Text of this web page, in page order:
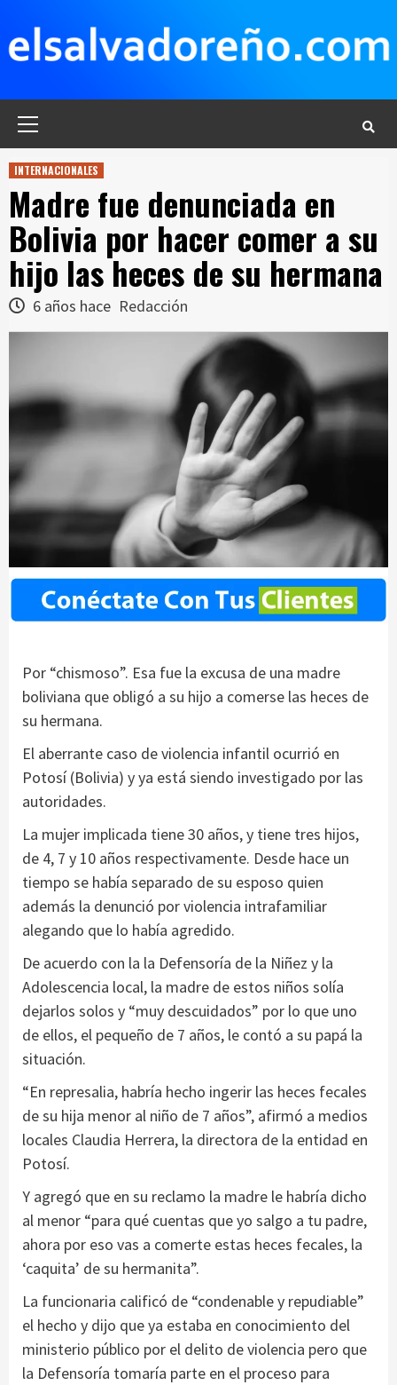
contenido
INTERNACIONALES
Madre fue denunciada en
Bolivia por hacer comer a su
hijo las heces de su hermana
6 años hace Redacción
Por “chismoso”. Esa fue la excusa de una madre
boliviana que obligó a su hijo a comerse las heces de
su hermana.
El aberrante caso de violencia infantil ocurrió en
Potosí (Bolivia) y ya está siendo investigado por las
autoridades.
La mujer implicada tiene 30 años, y tiene tres hijos,
de 4, 7 y 10 años respectivamente. Desde hace un
tiempo se había separado de su esposo quien
además la denunció por violencia intrafamiliar
alegando que lo había agredido.
De acuerdo con la la Defensoría de la Niñez y la
Adolescencia local, la madre de estos niños solía
dejarlos solos y “muy descuidados” por lo que uno
de ellos, el pequeño de 7 años, le contó a su papá la
situación.
“En represalia, habría hecho ingerir las heces fecales
de su hija menor al niño de 7 años”, afirmó a medios
locales Claudia Herrera, la directora de la entidad en
Potosí.
Y agregó que en su reclamo la madre le habría dicho
al menor “para qué cuentas que yo salgo a tu padre,
ahora por eso vas a comerte estas heces fecales, la
‘caquita’ de su hermanita”.
La funcionaria calificó de “condenable y repudiable”
el hecho y dijo que ya estaba en conocimiento del
ministerio público por el delito de violencia pero que
la Defensoría tomaría parte en el proceso para